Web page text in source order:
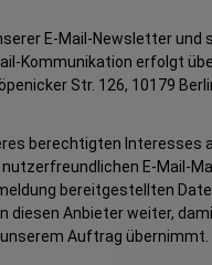
E-Mail-Newsletter und
Kommunikation erfolgt
Str. 126, 10179
berechtigten Interesses
E-Mail-
bereitgestellten
diesen Anbieter weiter,
Auftrag übernimmt.